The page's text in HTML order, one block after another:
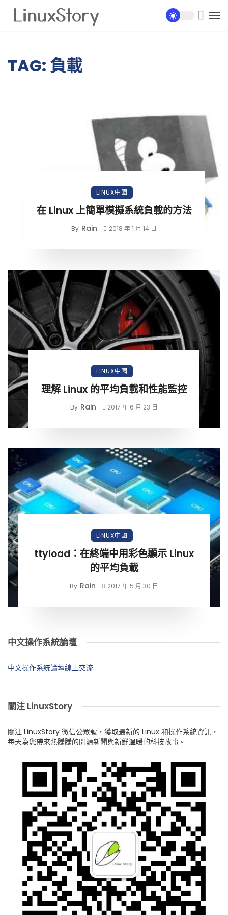
TAG: 負載
LINUX中國
在 Linux 上簡單模擬系統負載的方法
By Rain 2018 年 1 月 14 日
LINUX中國
理解 Linux 的平均負載和性能監控
By Rain 2017 年 6 月 23 日
LINUX中國
ttyload：在終端中用彩色顯示 Linux
的平均負載
By Rain 2017 年 5 月 30 日
中文操作系統論壇
中文操作系統論壇線上交流
關注 LinuxStory
關注 LinuxStory 微信公眾號，獲取最新的 Linux 和操作系統資訊，
每天為您帶來熱騰騰的開源新聞與新鮮溫暖的科技故事。